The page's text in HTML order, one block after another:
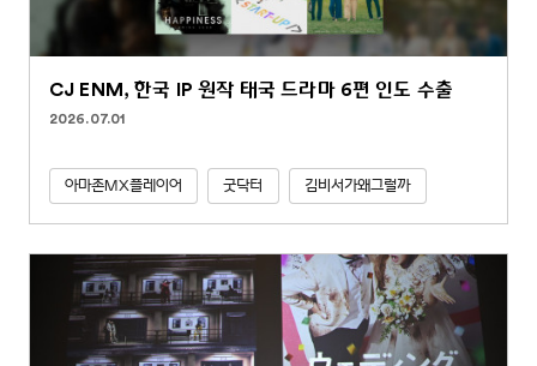
CJ ENM, 한국 IP 원작 태국 드라마 6편 인도 수출
2026.07.01
아마존MX플레이어 굿닥터 김비서가왜그럴까